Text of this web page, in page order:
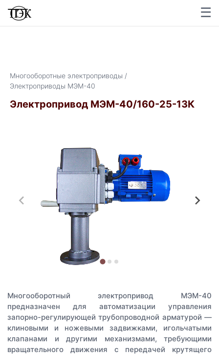
☰
×
Многооборотные электроприводы /
Электроприводы МЭМ-40
Электропривод МЭМ-40/160-25-13К
Многооборотный электропривод МЭМ-40
предназначен для автоматизации управления
запорно-регулирующей трубопроводной арматурой —
клиновыми и ножевыми задвижками, игольчатыми
клапанами и другими механизмами, требующими
вращательного движения с передачей крутящего